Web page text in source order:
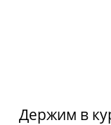
Держим в